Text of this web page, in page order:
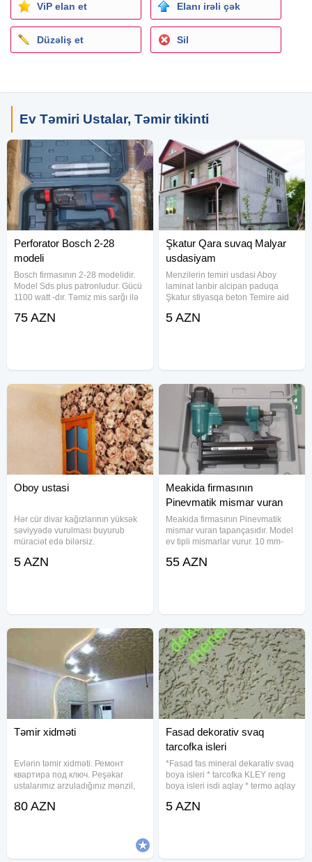
ViP elan et Elanı irəli çək
Düzəliş et Sil
Ev Təmiri Ustalar, Təmir tikinti
Perforator Bosch 2-28
modeli
Bosch firmasının 2-28 modelidir.
Model Sds plus patronludur. Gücü
1100 watt -dır. Təmiz mis sarğı ilə
dəqiqədə 0-dan 1500-ə qədərdir.
75 AZN
Şkatur Qara suvaq Malyar
usdasiyam
Menzilerin temiri usdasi Aboy
laminat lanbir alcipan paduqa
Şkatur stiyasqa beton Temire aid
Qiymet Razilasmayla Usdayam
5 AZN
Oboy ustasi
Hər cür divar kağızlarının yüksək
səviyyədə vurulması buyurub
müraciət edə bilərsiz.
5 AZN
Meakida firmasının
Pinevmatik mismar vuran
tapançası
Meakida firmasının Pinevmatik
mismar vuran tapançasıdır. Model
ev tipli mismarlar vurur. 10 mm-
ölçülərdə olan mismarlarda
55 AZN
Təmir xidməti
Evlərin təmir xidməti. Ремонт
квартира под ключ. Peşəkar
ustalarımız arzuladığınız mənzil,
məmnuniyyətlə görə bilər.
80 AZN
Fasad dekorativ svaq
tarcofka isleri
*Fasad fas mineral dekarativ svaq
boya isleri * tarcofka KLEY reng
boya isleri isdi aqlay * termo aqlay
das yunu setqa mata dekarativ
5 AZN